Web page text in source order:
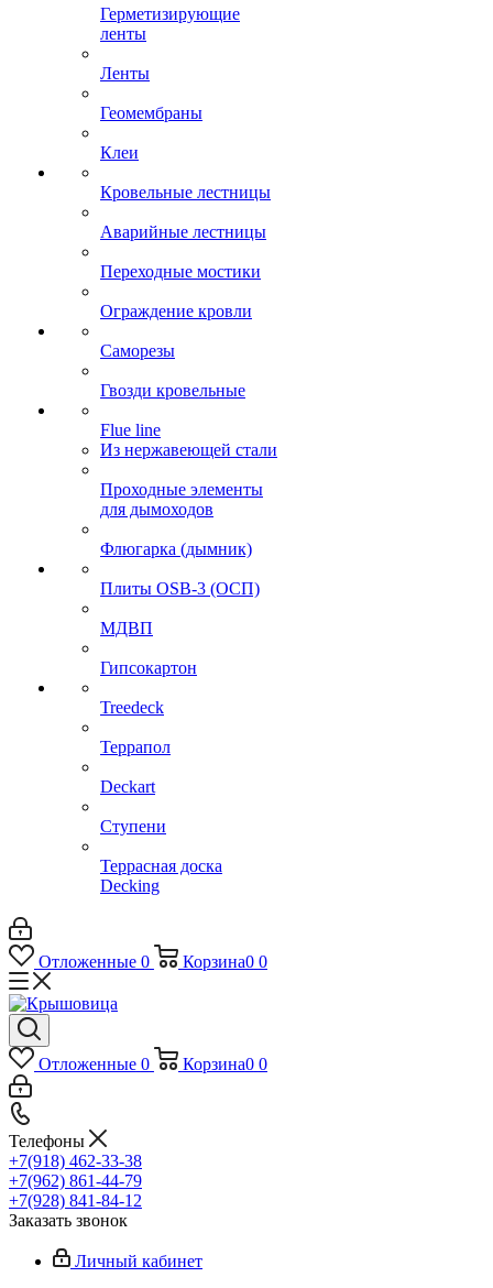
Герметизирующие
ленты
Ленты
Геомембраны
Клеи
Кровельные лестницы
Аварийные лестницы
Переходные мостики
Ограждение кровли
Саморезы
Гвозди кровельные
Flue line
Из нержавеющей стали
Проходные элементы
для дымоходов
Флюгарка (дымник)
Плиты OSB-3 (ОСП)
МДВП
Гипсокартон
Treedeck
Террапол
Deckart
Ступени
Террасная доска
Decking
Отложенные 0 Корзина0 0
Отложенные 0 Корзина0 0
Телефоны
+7(918) 462-33-38
+7(962) 861-44-79
+7(928) 841-84-12
Заказать звонок
Личный кабинет